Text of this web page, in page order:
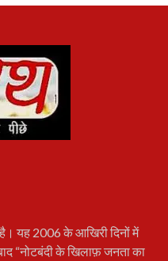
यह 2006 के आखिरी दिनों में
“नोटबंदी के खिलाफ़ जनता का